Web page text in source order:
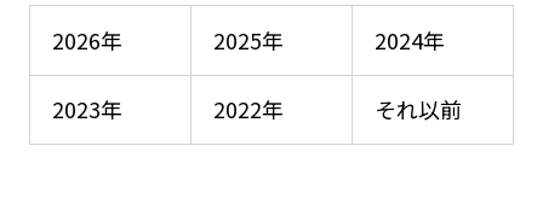
2026年 2025年 2024年
2023年 2022年 それ以前